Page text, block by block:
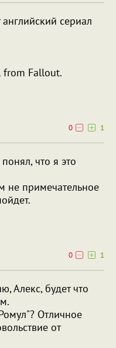
сериал
from Fallout.
0
1
что я это
не примечательное
0
1
Алекс, будет что
Отличное
от